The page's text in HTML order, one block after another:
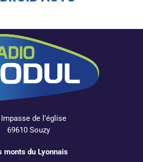
de l’église
69610 Souzy
monts du Lyonnais